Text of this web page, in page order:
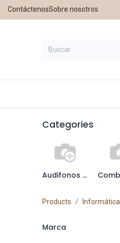
ContáctenosSobre nosotros
Categories
Audifonos y Microfonos
Products Informática
‎Marca